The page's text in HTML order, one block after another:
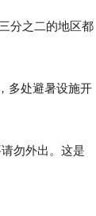
分之二的地区都
多处避暑设施开
勿外出。这是